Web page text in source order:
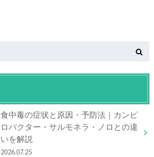
食中毒の症状と原因・予防法｜カンピ
ロバクター・サルモネラ・ノロとの違
いを解説
2026.07.25